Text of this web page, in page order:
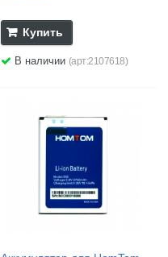
Купить
В наличии (арт:2107618)